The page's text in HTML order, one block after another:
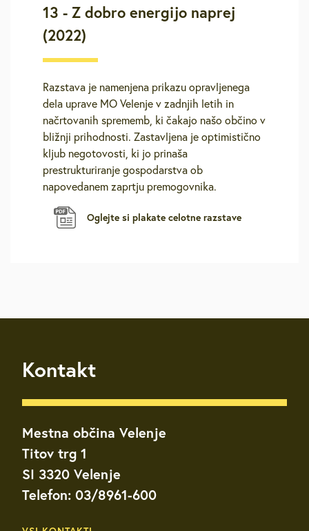
13 - Z dobro energijo naprej
(2022)
Razstava je namenjena prikazu opravljenega
dela uprave MO Velenje v zadnjih letih in
načrtovanih sprememb, ki čakajo našo občino v
bližnji prihodnosti. Zastavljena je optimistično
kljub negotovosti, ki jo prinaša
prestrukturiranje gospodarstva ob
napovedanem zaprtju premogovnika.
Oglejte si plakate celotne razstave
Kontakt
Mestna občina Velenje
Titov trg 1
SI 3320 Velenje
Telefon: 03/8961-600